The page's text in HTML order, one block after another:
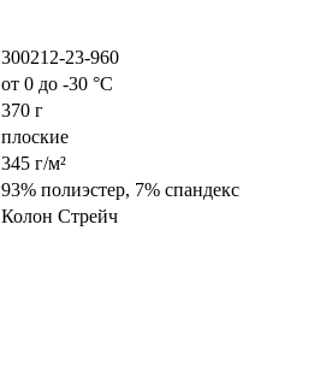
300212-23-960
от 0 до -30 °С
370 г
плоские
345 г/м²
93% полиэстер, 7% спандекс
Колон Стрейч